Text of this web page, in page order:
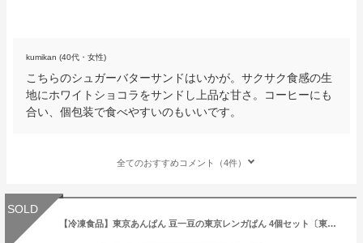
kumikan (40代・女性)
こちらのシュガーバターサンドはいかが。サクサク食感の生
地にホワイトショコラをサンドし上品な甘さ。コーヒーにも
合い、個包装で食べやすいのもいいです。
全てのおすすめコメント（4件）
SOLD
【冷凍食品】東京あんぱん 豆一豆の東京レンガぱん 4個セット〔東京 お土産 みやげ 東京みやげ 東京駅名店〕〔パン ベーカリー 東京駅 行列 あんぱん グルメ 個包装 お取り寄せ〕〔お年賀 お中元 お歳暮 ギフト〕